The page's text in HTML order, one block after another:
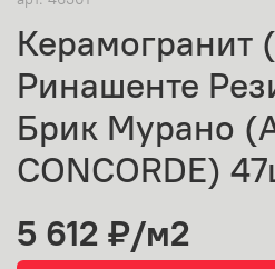
Керамогранит
Ринашенте
Брик Мурано
CONCORDE)
5 612 ₽/м2